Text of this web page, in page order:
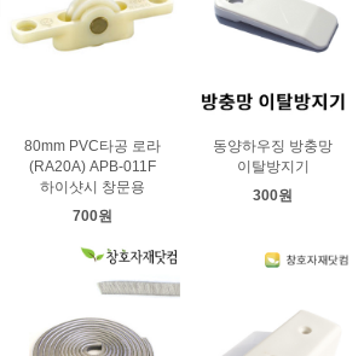
80mm PVC타공 로라
(RA20A) APB-011F
하이샷시 창문용
700원
동양하우징 방충망
이탈방지기
300원